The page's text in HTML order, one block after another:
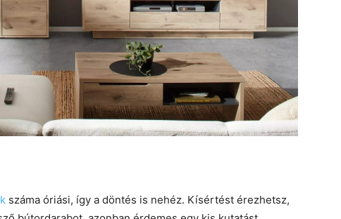
száma óriási, így a döntés is nehéz. Kísértést érezhetsz,